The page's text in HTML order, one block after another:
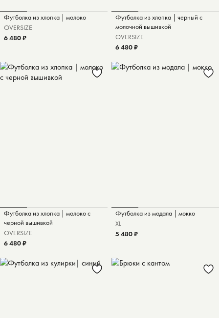
Футболка из хлопка | молоко
OVERSIZE
6 480 ₽
Футболка из хлопка | черный с
молочной вышивкой
OVERSIZE
6 480 ₽
Футболка из хлопка | молоко с
черной вышивкой
OVERSIZE
6 480 ₽
Футболка из модала | мокко
XL
5 480 ₽